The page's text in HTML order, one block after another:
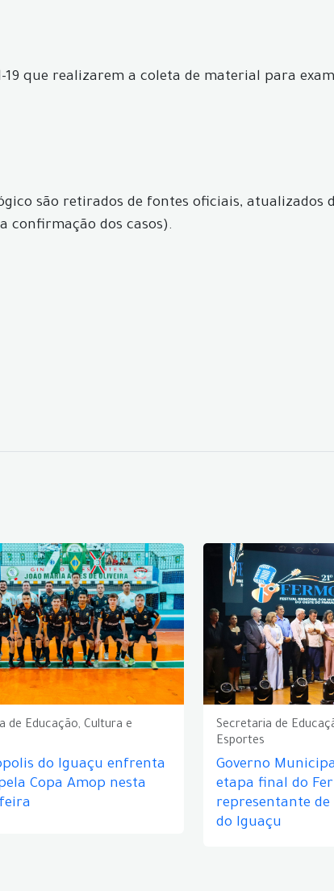
que realizarem a coleta de material para
são retirados de fontes oficiais,
confirmação dos casos).
de Educação, Cultura e
do Iguaçu enfrenta
Copa Amop nesta
Secretaria de
Esportes
Governo
etapa final do
representante de
do Iguaçu